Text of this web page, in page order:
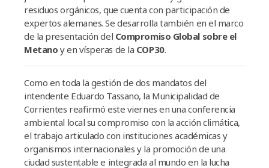
residuos orgánicos, que cuenta con participación de
expertos alemanes. Se desarrolla también en el marco
de la presentación del Compromiso Global sobre el
Metano y en vísperas de la COP30.
Como en toda la gestión de dos mandatos del
intendente Eduardo Tassano, la Municipalidad de
Corrientes reafirmó este viernes en una conferencia
ambiental local su compromiso con la acción climática,
el trabajo articulado con instituciones académicas y
organismos internacionales y la promoción de una
ciudad sustentable e integrada al mundo en la lucha